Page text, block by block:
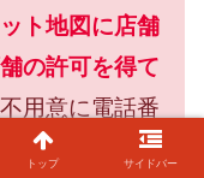
ト地図に店舗
の許可を得て
用意に電話番
りますので控
トップ サイドバー